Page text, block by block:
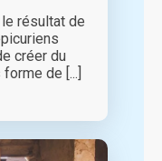
résultat de
créer du
de [...]